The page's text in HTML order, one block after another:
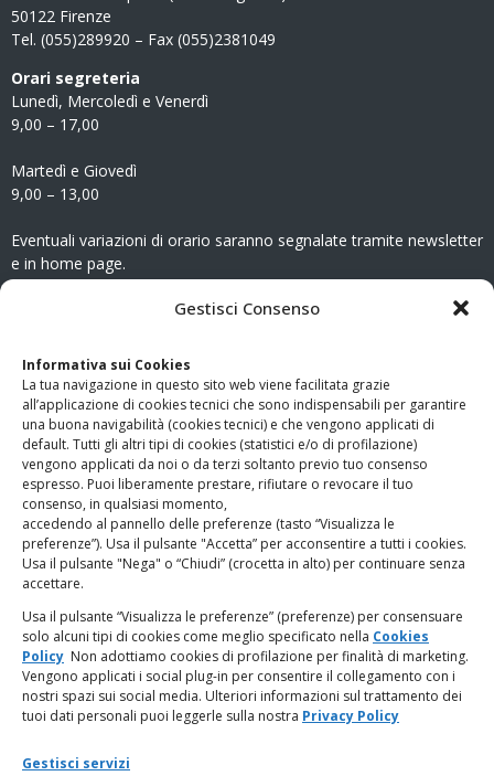
Gestisci Consenso
Informativa sui Cookies
La tua navigazione in questo sito web viene facilitata grazie
all’applicazione di cookies tecnici che sono indispensabili per garantire
una buona navigabilità (cookies tecnici) e che vengono applicati di
default. Tutti gli altri tipi di cookies (statistici e/o di profilazione)
vengono applicati da noi o da terzi soltanto previo tuo consenso
espresso. Puoi liberamente prestare, rifiutare o revocare il tuo
consenso, in qualsiasi momento,
accedendo al pannello delle preferenze (tasto “Visualizza le
preferenze”). Usa il pulsante "Accetta” per acconsentire a tutti i cookies.
Usa il pulsante "Nega" o “Chiudi” (crocetta in alto) per continuare senza
accettare.
Usa il pulsante “Visualizza le preferenze” (preferenze) per consensuare
solo alcuni tipi di cookies come meglio specificato nella Cookies
Policy Non adottiamo cookies di profilazione per finalità di marketing.
Vengono applicati i social plug-in per consentire il collegamento con i
nostri spazi sui social media. Ulteriori informazioni sul trattamento dei
tuoi dati personali puoi leggerle sulla nostra Privacy Policy
Gestisci servizi
50122 Firenze
Tel. (055)289920 – Fax (055)2381049
Orari segreteria
Lunedì, Mercoledì e Venerdì
9,00 – 17,00
Martedì e Giovedì
9,00 – 13,00
Eventuali variazioni di orario saranno segnalate tramite newsletter
e in home page.
www.odg.toscana.it – testata registrata presso il Tribunale di
Firenze al nr. 5208 dell’ 08.10.2002. Direttore responsabile:
Giampaolo Marchini – C.F. 80005790482
LINK UTILI
PagoPA
Privacy Policy
Regolamento categorie particolari di dati personali e dati
giudiziari
Amministrazione Trasparente